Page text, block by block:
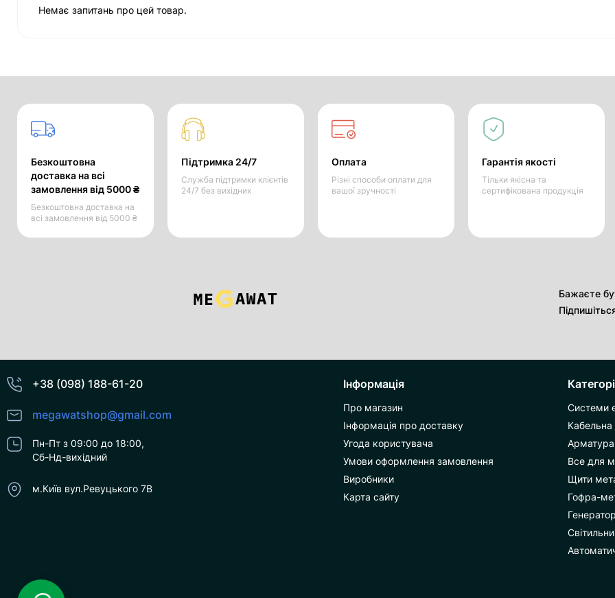
Немає запитань про цей товар.
Безкоштовна
доставка на всі
замовлення від 5000 ₴
Безкоштовна доставка на
всі замовлення від 5000 ₴
Підтримка 24/7
Служба підтримки клієнтів
24/7 без вихідних
Оплата
Різні способи оплати для
вашої зручності
Гарантія якості
Тільки якісна та
сертифікована продукція
Бажаєте
+38 (098) 188-61-20
megawatshop@gmail.com
Пн-Пт з 09:00 до 18:00,
Сб-Нд-вихідний
м.Київ вул.Ревуцького 7В
Інформація
Про магазин
Інформація про доставку
Угода користувача
Умови оформлення замовлення
Виробники
Карта сайту
Системи
Кабельна
Все для
Щити
Гофра-